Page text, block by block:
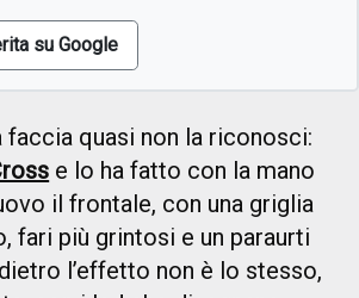
su Google
quasi non la riconosci:
e lo ha fatto con la mano
il frontale, con una griglia
fari più grintosi e un paraurti
l’effetto non è lo stesso,